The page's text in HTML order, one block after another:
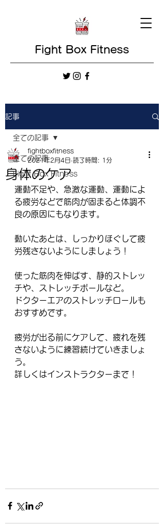
Fight Box Fitness
記事
全ての記事
Fight Box Fitness
全ての記事
身体のケア
fightboxfitness
2021年2月4日 読了時間: 1分
運動不足や、急激な運動、運動によ
る疲労などで筋肉が固まると体調不
良の原因にもなります。
動いたあとは、しっかりほぐして疲
労残さないようにしましょう！
使った筋肉を伸ばす、静的ストレッ
チや、ストレッチポールなど。
ドクターエアのストレッチロールも
おすすめです。
疲労が出る前にケアして、疲れを残
さないように練習続けていきましょ
う。
詳しくはインストラクターまで！